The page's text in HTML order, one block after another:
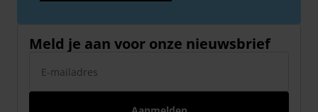
Meld je aan voor onze nieuwsbrief